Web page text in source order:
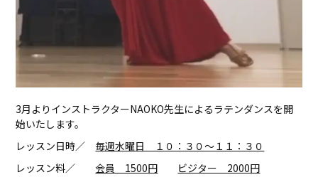
3月よりインストラクターNAOKO先生によるラテンダンスを開
始いたします。
レッスン日時／ 毎週水曜日 １０：３０～１１：３０
レッスン料／ 会員 1500円 ビジター 2000円